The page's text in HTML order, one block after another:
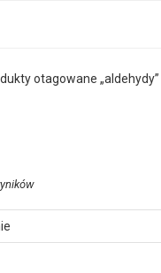
otagowane „aldehydy”